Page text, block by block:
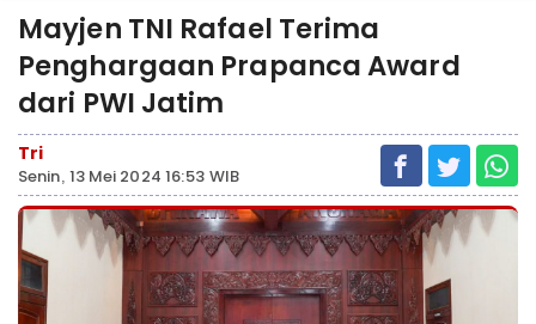
Mayjen TNI Rafael Terima
Penghargaan Prapanca Award
dari PWI Jatim
Tri
Senin, 13 Mei 2024 16:53 WIB